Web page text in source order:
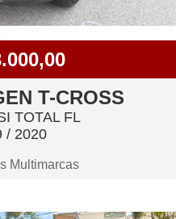
T-CROSS
TOTAL FL
/ 2020
Multimarcas